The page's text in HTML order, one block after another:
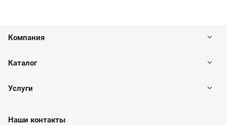
Компания
Каталог
Услуги
Наши контакты